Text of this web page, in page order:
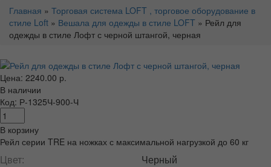
Главная » Торговая система LOFT , торговое оборудование в
стиле Loft » Вешала для одежды в стиле LOFT » Рейл для
одежды в стиле Лофт с черной штангой, черная
Цена: 2240.00 р.
В наличии
Код: Р-1325Ч-900-Ч
В корзину
Рейл серии TRE на ножках с максимальной нагрузкой до 60 кг
Цвет:
Черный